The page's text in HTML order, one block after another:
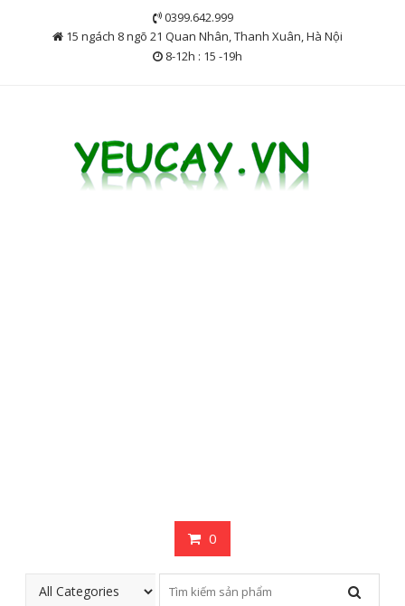
0399.642.999
15 ngách 8 ngõ 21 Quan Nhân, Thanh Xuân, Hà Nội
8-12h : 15 -19h
0